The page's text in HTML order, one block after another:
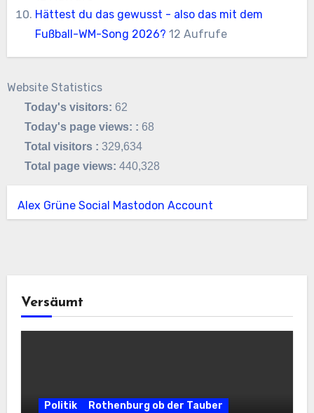
Hättest du das gewusst - also das mit dem
Fußball-WM-Song 2026? 12 Aufrufe
Website Statistics
Today's visitors: 62
Today's page views: : 68
Total visitors :329,634
Total page views:440,328
Alex Grüne Social Mastodon Account
Versäumt
Politik Rothenburg ob der Tauber